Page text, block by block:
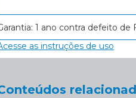
1 ano contra defeito de
as instruções de uso